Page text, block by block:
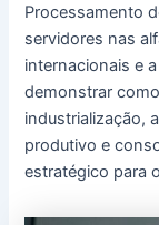
Processamento
servidores nas
internacionais e
demonstrar
industrialização,
produtivo e
estratégico para